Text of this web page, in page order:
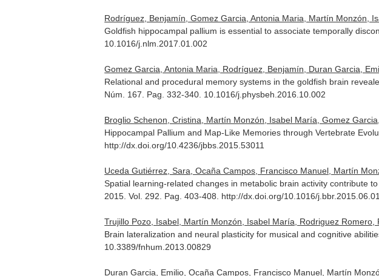
Rodríguez, Benjamín, Gomez Garcia, Antonia Maria, Martín Monzón,
Goldfish hippocampal pallium is essential to associate temporally
10.1016/j.nlm.2017.01.002
Gomez Garcia, Antonia Maria, Rodríguez, Benjamín, Duran Garcia,
Relational and procedural memory systems in the goldfish brain
Núm. 167. Pag. 332-340. 10.1016/j.physbeh.2016.10.002
Broglio Schenon, Cristina, Martín Monzón, Isabel María, Gomez
Hippocampal Pallium and Map-Like Memories through Vertebrate
http://dx.doi.org/10.4236/jbbs.2015.53011
Uceda Gutiérrez, Sara, Ocaña Campos, Francisco Manuel, Martín
Spatial learning-related changes in metabolic brain activity contribute
2015. Vol. 292. Pag. 403-408. http://dx.doi.org/10.1016/
Trujillo Pozo, Isabel, Martín Monzón, Isabel María, Rodriguez Romero,
Brain lateralization and neural plasticity for musical and cognitive
10.3389/fnhum.2013.00829
Duran Garcia, Emilio, Ocaña Campos, Francisco Manuel, Martín